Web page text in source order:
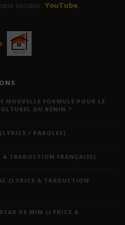
sociaux : YouTube,
NOUVELLE FORMULE POUR LE
DU BÉNIN ?
/ PAROLES)
TRADUCTION FRANÇAISE)
(LYRICS & TRADUCTION
DE MIM (LYRICS &